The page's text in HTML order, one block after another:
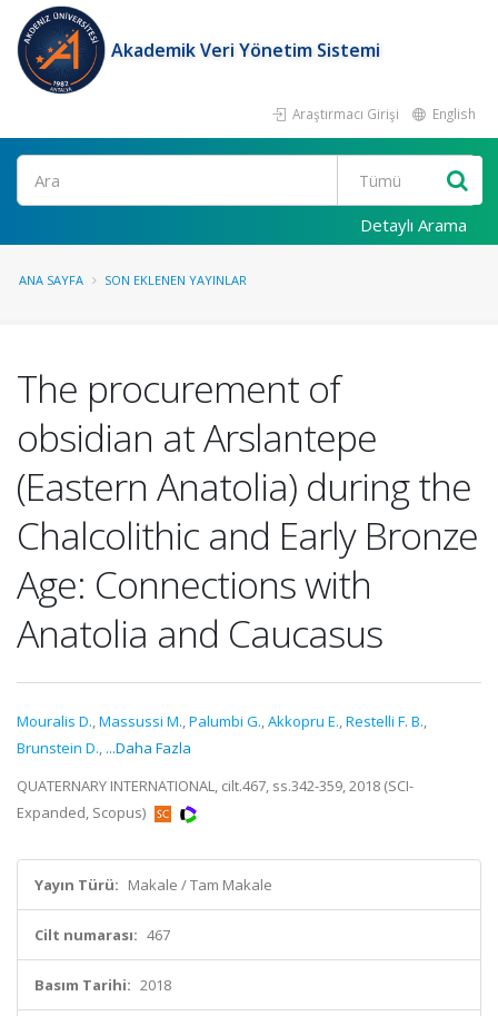
Akademik Veri Yönetim Sistemi
Araştırmacı Girişi English
Ara
Detaylı Arama
ANA SAYFA SON EKLENEN YAYINLAR
The procurement of
obsidian at Arslantepe
(Eastern Anatolia) during the
Chalcolithic and Early Bronze
Age: Connections with
Anatolia and Caucasus
Mouralis D.,Massussi M.,Palumbi G.,Akkopru E.,Restelli F. B.,
Brunstein D., ...Daha Fazla
QUATERNARY INTERNATIONAL, cilt.467, ss.342-359, 2018 (SCI-
Expanded, Scopus)
Yayın Türü: Makale / Tam Makale
Cilt numarası: 467
Basım Tarihi: 2018